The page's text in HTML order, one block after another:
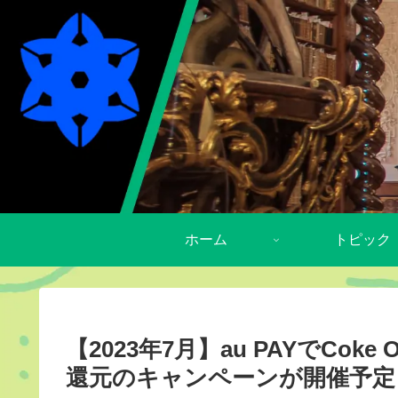
ホーム トピック
【2023年7月】au PAYで
還元のキャンペーンが開催予定